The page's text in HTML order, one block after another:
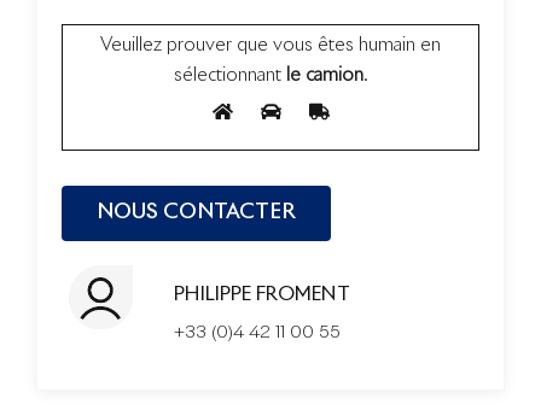
Veuillez prouver que vous êtes humain en
sélectionnantle camion.
PHILIPPE FROMENT
+33 (0)4 42 11 00 55